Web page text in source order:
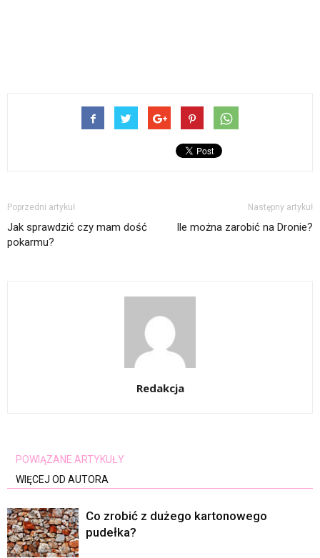
Poprzedni artykuł
Jak sprawdzić czy mam dość
pokarmu?
Następny artykuł
Ile można zarobić na Dronie?
Redakcja
POWIĄZANE ARTYKUŁY
WIĘCEJ OD AUTORA
Co zrobić z dużego kartonowego
pudełka?